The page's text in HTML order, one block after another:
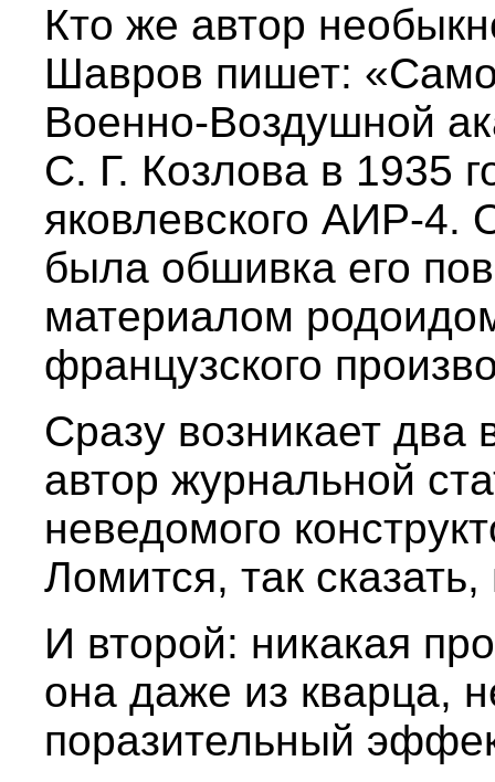
Кто же автор
Шавров пишет:
Военно-Воздушной
С. Г. Козлова в 1935
яковлевского АИР-4.
была обшивка его
материалом
французского
Сразу возникает
автор журнальной
неведомого
Ломится, так
И второй: никакая
она даже из кварца,
поразительный